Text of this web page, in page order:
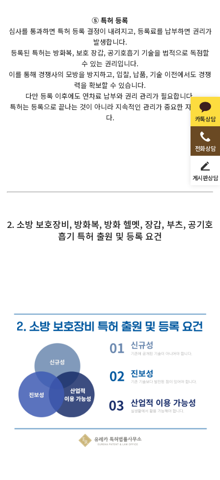
카톡상담
전화상담
게시판상담
⑤ 특허 등록
심사를 통과하면 특허 등록 결정이 내려지고, 등록료를 납부하면 권리가
발생합니다.
등록된 특허는 방화복, 보호 장갑, 공기호흡기 기술을 법적으로 독점할
수 있는 권리입니다.
이를 통해 경쟁사의 모방을 방지하고, 입찰, 납품, 기술 이전에서도 경쟁
력을 확보할 수 있습니다.
다만 등록 이후에도 연차료 납부와 권리 관리가 필요합니다.
특허는 등록으로 끝나는 것이 아니라 지속적인 관리가 중요한 자산입니
다.
2. 소방 보호장비, 방화복, 방화 헬멧, 장갑, 부츠, 공기호
흡기 특허 출원 및 등록 요건